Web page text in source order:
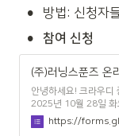
• 방법: 신청자
• 참여 신청
안녕하세요! 크라우디
2025년 10월 28일 화
주식회사 러닝스푼즈
회를 진행할 예정입니